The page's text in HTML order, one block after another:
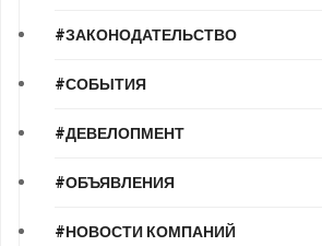
#ЗАКОНОДАТЕЛЬСТВО
#СОБЫТИЯ
#ДЕВЕЛОПМЕНТ
#ОБЪЯВЛЕНИЯ
#НОВОСТИ КОМПАНИЙ